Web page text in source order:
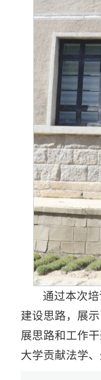
通过本次
建设思路，展
展思路和工作
大学贡献法学